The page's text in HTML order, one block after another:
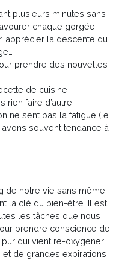
plusieurs minutes sans
chaque gorgée,
apprécier la descente du
prendre des nouvelles
de cuisine
rien faire d’autre
ne sent pas la fatigue (le
souvent tendance à
de notre vie sans même
la clé du bien-être. Il est
les tâches que nous
prendre conscience de
pur qui vient ré-oxygéner
de grandes expirations